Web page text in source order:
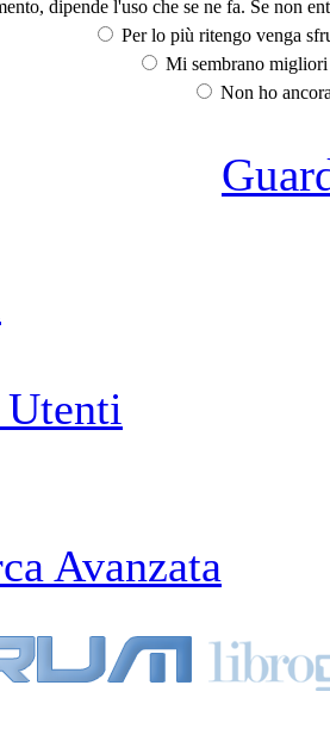
dipende l'uso che se ne fa. Se non
Per lo più ritengo venga
Mi sembrano
Non ho
Avanzata